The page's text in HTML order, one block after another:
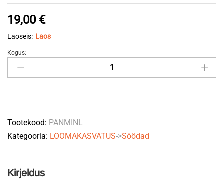
19,00 €
Laoseis: Laos
Lakumineraal
lammastele
L92
10kg
PANTO
Kogus:
Tootekood: PANMINL
Kategooria: LOOMAKASVATUS->Söödad
Kirjeldus